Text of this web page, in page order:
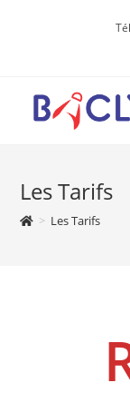
Les Tarifs
> Les Tarifs